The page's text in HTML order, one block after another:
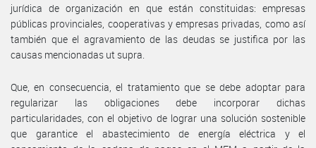
jurídica de organización en que están constituidas: empresas
públicas provinciales, cooperativas y empresas privadas, como así
también que el agravamiento de las deudas se justifica por las
causas mencionadas ut supra.
Que, en consecuencia, el tratamiento que se debe adoptar para
regularizar las obligaciones debe incorporar dichas
particularidades, con el objetivo de lograr una solución sostenible
que garantice el abastecimiento de energía eléctrica y el